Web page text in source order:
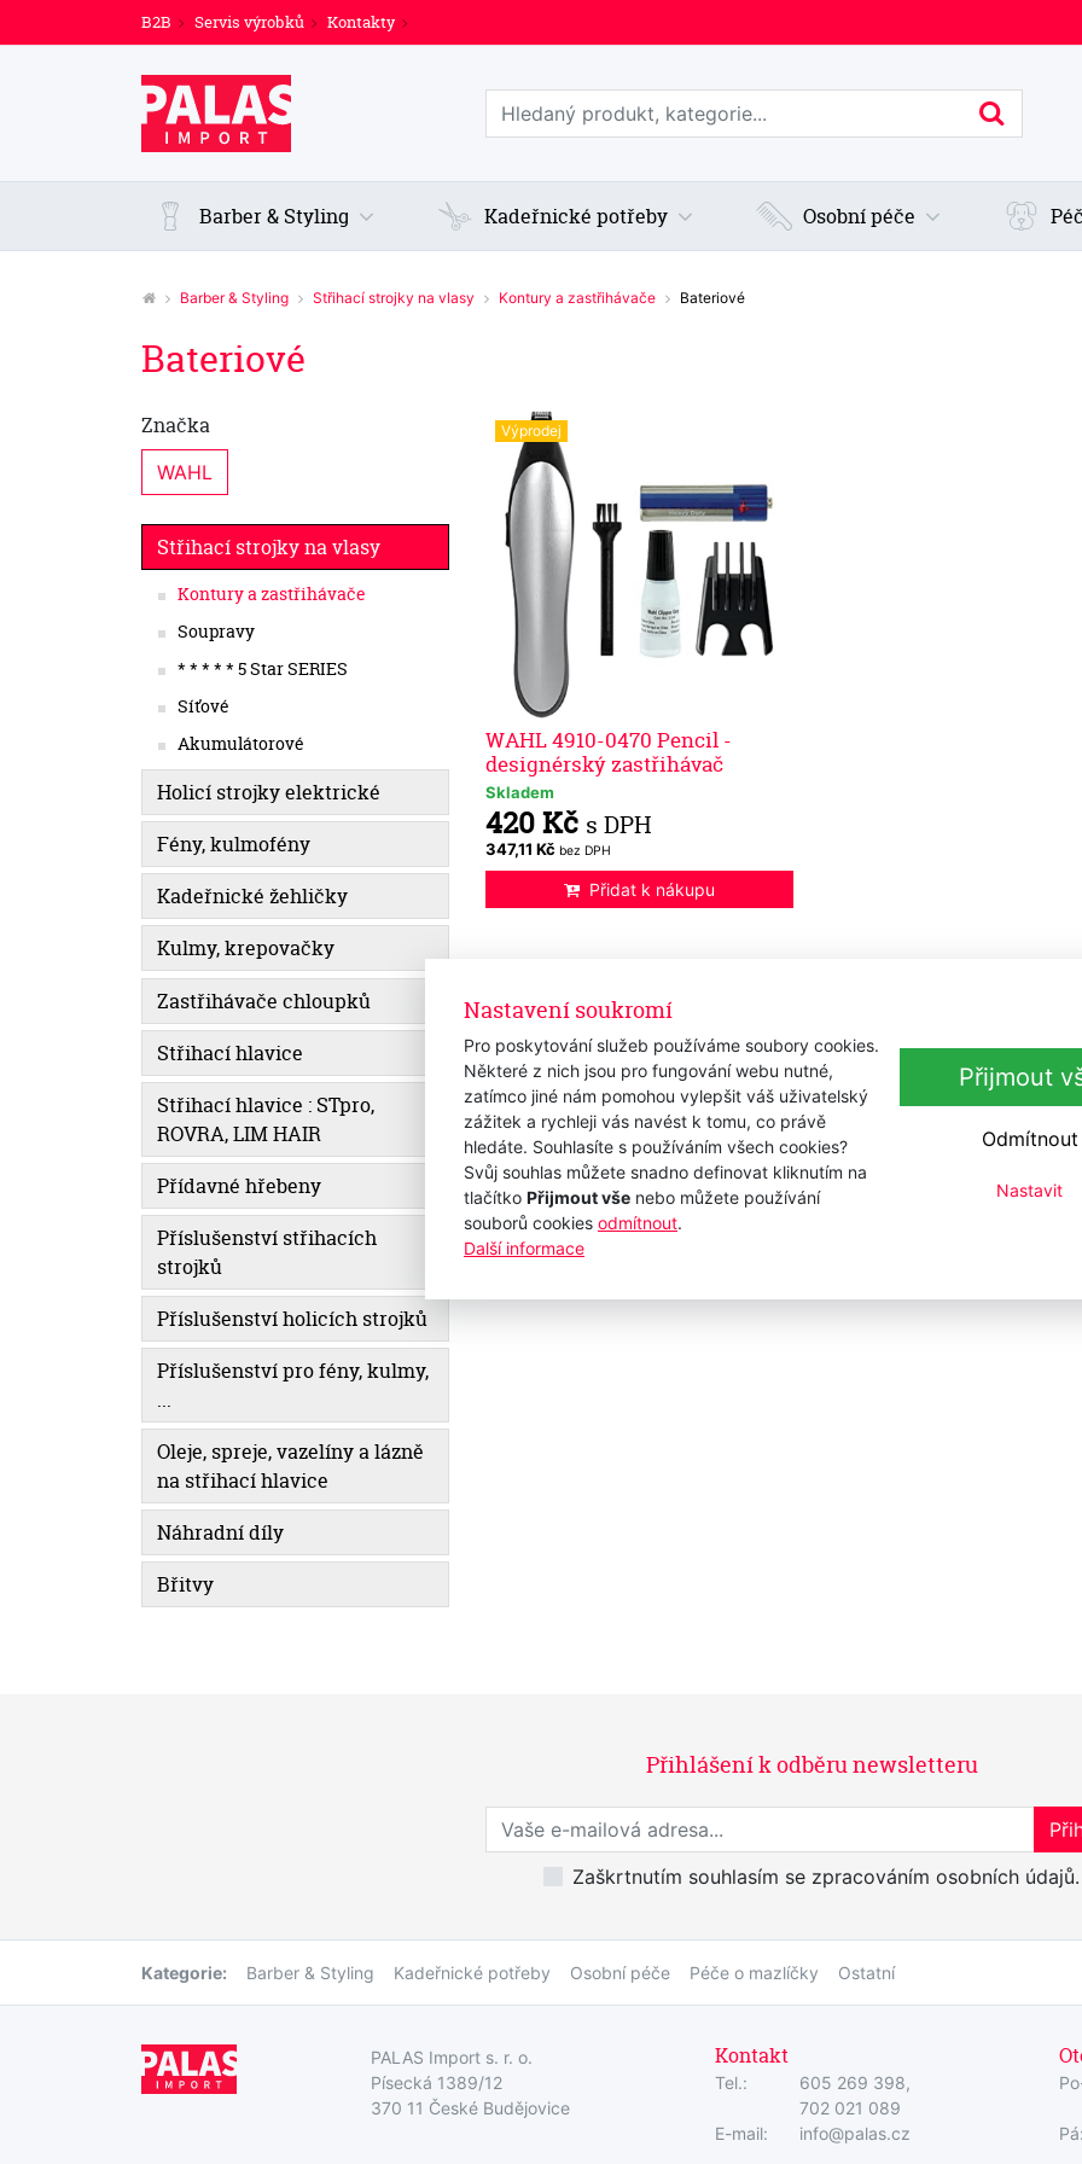
Nastavení soukromí
Pro poskytování služeb používáme soubory cookies.
Některé z nich jsou pro fungování webu nutné,
zatímco jiné nám pomohou vylepšit váš uživatelský
zážitek a rychleji vás navést k tomu, co právě
hledáte. Souhlasíte s používáním všech cookies?
Svůj souhlas můžete snadno definovat kliknutím na
tlačítko Přijmout vše nebo můžete používání
souborů cookies odmítnout.
Další informace
Přijmout
Odmítnout
Nastavit
B2B Servis výrobků Kontakty
Prohledat web
Barber & Styling Kadeřnické potřeby Osobní péče
Barber & Styling Střihací strojky na vlasy Kontury a zastřihávače Bateriové
Bateriové
Značka
WAHL
Střihací strojky na vlasy
Kontury a zastřihávače
Soupravy
* * * * * 5 Star SERIES
Síťové
Akumulátorové
Holicí strojky elektrické
Fény, kulmofény
Kadeřnické žehličky
Kulmy, krepovačky
Zastřihávače chloupků
Střihací hlavice
Střihací hlavice : STpro,
ROVRA, LIM HAIR
Přídavné hřebeny
Příslušenství střihacích
strojků
Příslušenství holicích strojků
Příslušenství pro fény, kulmy,
...
Oleje, spreje, vazelíny a lázně
na střihací hlavice
Náhradní díly
Břitvy
Výprodej
WAHL 4910-0470 Pencil -
designérský zastřihávač
Skladem
420 Kč s DPH
347,11 Kč bez DPH
Přidat k nákupu
Přihlášení k odběru newsletteru
Přihlaste se k odběru novinek
Zaškrtnutím souhlasím se zpracováním osobních údajů.
Kategorie: Barber & Styling Kadeřnické potřeby Osobní péče Péče o mazlíčky Ostatní
PALAS Import s. r. o.
Písecká 1389/12
370 11 České Budějovice
Kontakt
Tel.:
605 269 398,
702 021 089
E-mail:
info@palas.cz